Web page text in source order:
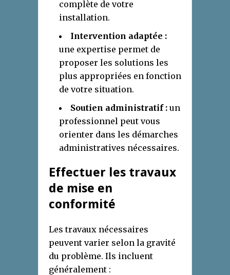
complète de votre
installation.
Intervention adaptée :
une expertise permet de
proposer les solutions les
plus appropriées en fonction
de votre situation.
Soutien administratif : un
professionnel peut vous
orienter dans les démarches
administratives nécessaires.
Effectuer les travaux
de mise en
conformité
Les travaux nécessaires
peuvent varier selon la gravité
du problème. Ils incluent
généralement :